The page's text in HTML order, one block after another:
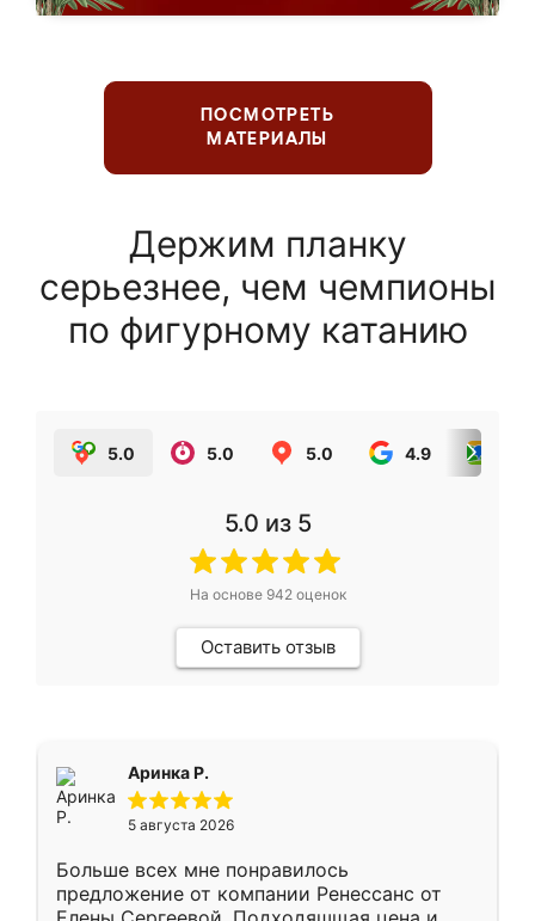
ПОСМОТРЕТЬ
МАТЕРИАЛЫ
Держим планку
серьезнее, чем чемпионы
по фигурному катанию
5.0 5.0 5.0 4.9
5.0 из 5
На основе 942оценок
Оставить отзыв
Аринка Р.
5 августа 2026
Больше всех мне понравилось
предложение от компании Ренессанс от